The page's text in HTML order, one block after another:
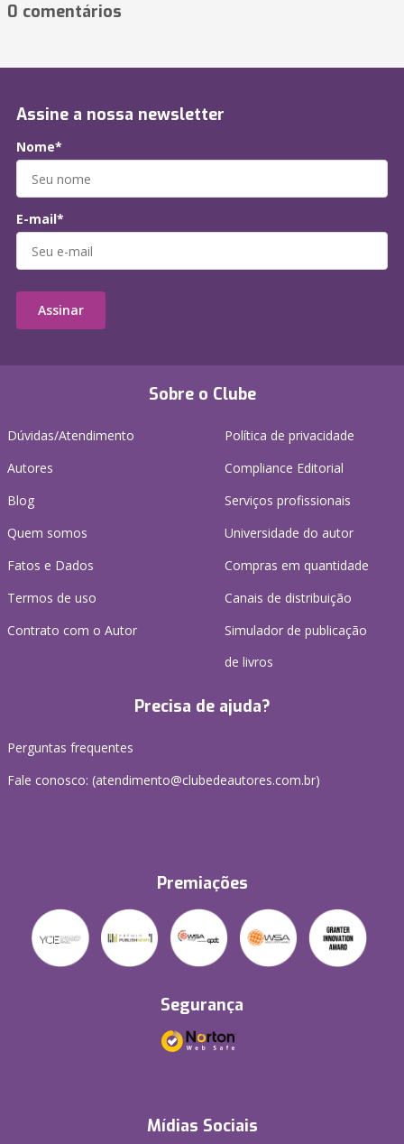
0 comentários
Sobre o Clube
Dúvidas/Atendimento
Autores
Blog
Quem somos
Fatos e Dados
Termos de uso
Contrato com o Autor
Política de privacidade
Compliance Editorial
Serviços profissionais
Universidade do autor
Compras em quantidade
Canais de distribuição
Simulador de publicação
de livros
Precisa de ajuda?
Perguntas frequentes
Fale conosco: (atendimento@clubedeautores.com.br)
Premiações
Segurança
Mídias Sociais
Assine a nossa newsletter
Nome*
E-mail*
Assinar